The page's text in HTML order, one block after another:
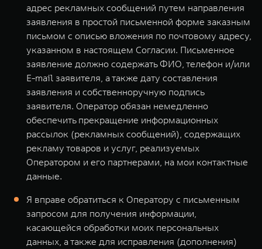
адрес рекламных сообщений путем направления
заявления в простой письменной форме заказным
письмом с описью вложения по почтовому адресу,
указанном в настоящем Согласии. Письменное
заявление должно содержать ФИО, телефон и/или
E-mail заявителя, а также дату составления
заявления и собственноручную подпись
заявителя. Оператор обязан немедленно
обеспечить прекращение информационных
рассылок (рекламных сообщений), содержащих
рекламу товаров и услуг, реализуемых
Оператором и его партнерами, на мои контактные
данные.
Я вправе обратиться к Оператору с письменным
запросом для получения информации,
касающейся обработки моих персональных
данных, а также для исправления (дополнения)